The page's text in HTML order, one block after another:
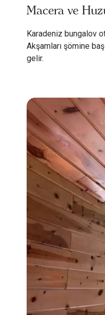
Macera ve
Karadeniz bungalov
Akşamları şömine
gelir.